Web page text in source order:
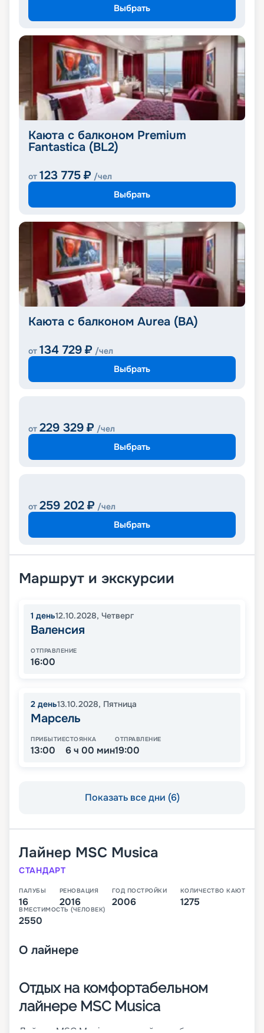
Выбрать
Каюта с балконом Premium
Fantastica (BL2)
от 123 775 ₽ /чел
Выбрать
Каюта с балконом Aurea (BA)
от 134 729 ₽ /чел
Выбрать
от 229 329 ₽ /чел
Выбрать
от 259 202 ₽ /чел
Выбрать
Маршрут и экскурсии
1 день12.10.2028, Четверг
Валенсия
ОТПРАВЛЕНИЕ
16:00
2 день13.10.2028, Пятница
Марсель
ПРИБЫТИЕ
13:00
СТОЯНКА
6 ч 00 мин
ОТПРАВЛЕНИЕ
19:00
Показать все дни (6)
Лайнер MSC Musica
СТАНДАРТ
ПАЛУБЫ
16
РЕНОВАЦИЯ
2016
ГОД ПОСТРОЙКИ
2006
КОЛИЧЕСТВО КАЮТ
1275
ВМЕСТИМОСТЬ (ЧЕЛОВЕК)
2550
О лайнере
Отдых на комфортабельном
лайнере MSC Musica